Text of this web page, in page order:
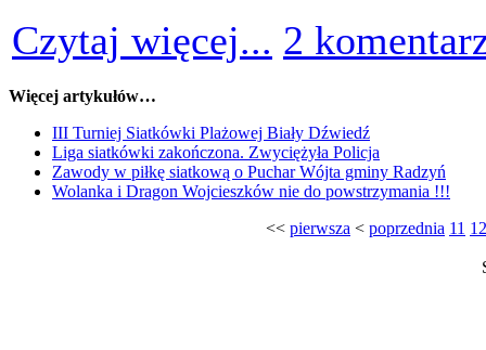
Czytaj więcej... 2
Więcej artykułów…
III Turniej Siatkówki Plażowej Biały Dźwiedź
Liga siatkówki zakończona. Zwyciężyła Policja
Zawody w piłkę siatkową o Puchar Wójta gminy Radzyń
Wolanka i Dragon Wojcieszków nie do powstrzymania !!!
<< pierwsza < poprzednia 11 12